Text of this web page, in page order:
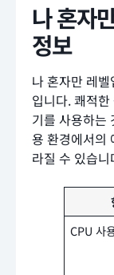
나 혼자
정보
나 혼자만 레
입니다. 쾌적
기를 사용하는
용 환경에서의
라질 수 있습니
CPU 사